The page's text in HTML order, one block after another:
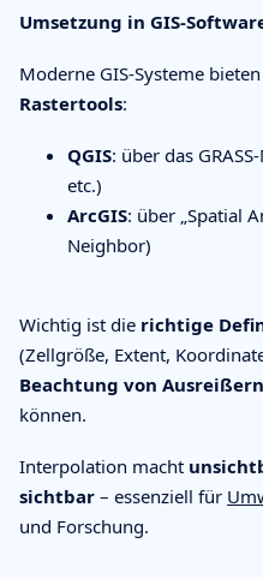
Umsetzung in GIS-
Moderne GIS-Systeme
Rastertools:
QGIS: über das
etc.)
ArcGIS: über „Spatial
Neighbor)
Wichtig ist die richtige
(Zellgröße, Extent,
Beachtung von Ausreißern
können.
Interpolation macht
sichtbar – essenziell für
und Forschung.